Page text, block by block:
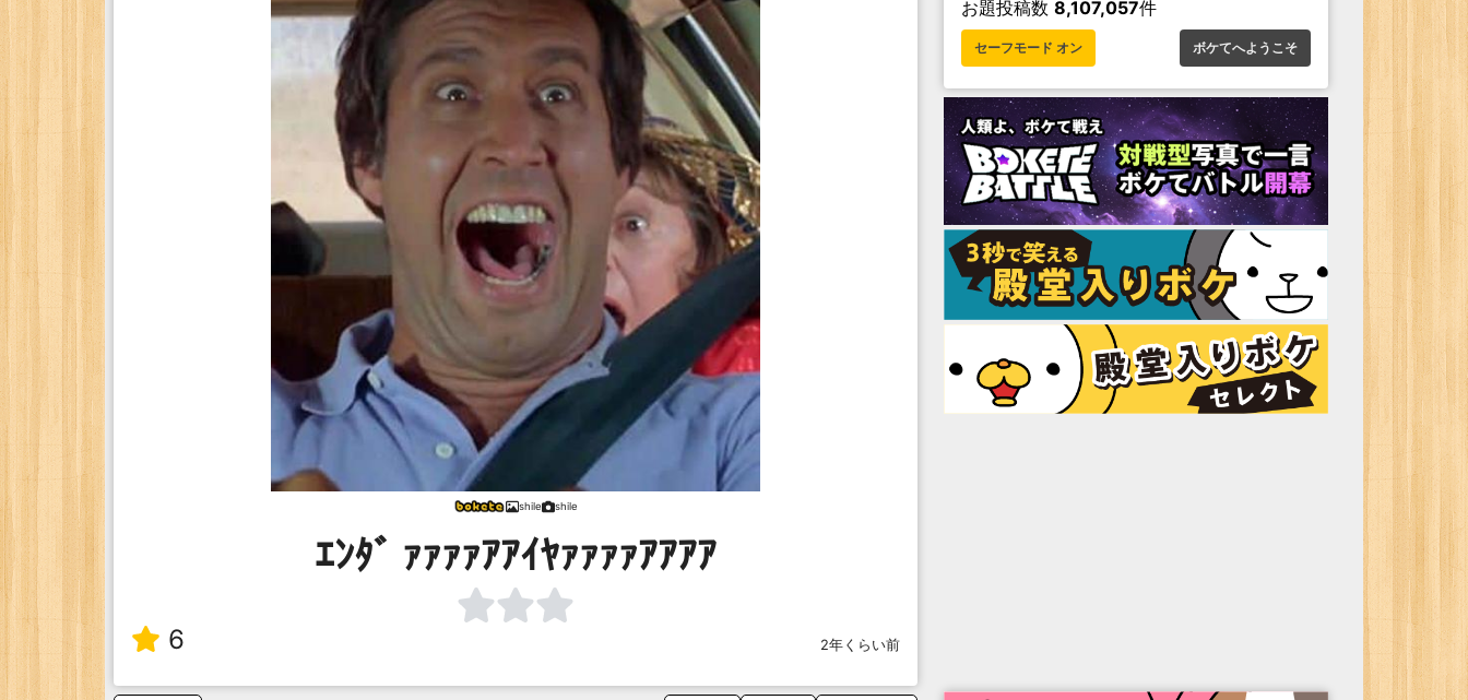
shile shile
ｴﾝﾀﾞ ｧｧｧｧｱｱｲﾔｧｧｧｧｱｱｱｱ
6 2年くらい前
お題投稿数 8,107,057件
セーフモード オン ボケてへようこそ